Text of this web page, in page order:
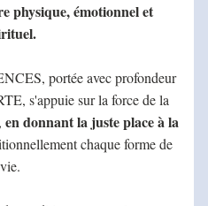
physique, émotionnel et
portée avec profondeur
s'appuie sur la force de la
en donnant la juste place à la
chaque forme de
vie.